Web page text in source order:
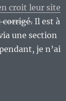
croit leur site
corrigé.Il est à
une section
je n’ai
LP éclectique. »